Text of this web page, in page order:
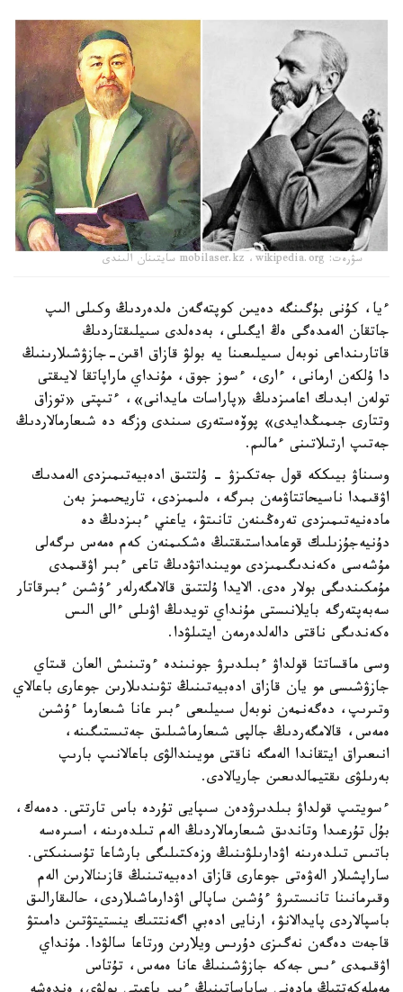
سۋرەت: mobilaser.kz ،wikipedia.org سايتىنان الىندى
ءيا، كۇنى بۇگىنگە دەيىن كوپتەگەن ەلدەردىڭ وكىلى الىپ
جاتقان الەمدەگى ەڭ ايگىلى، بەدەلدى سىيلىقتاردىڭ
قاتارىنداعى نوبەل سىيلىعىنا يە بولۋ قازاق اقىن-جازۋشىلارىنىڭ
دا ۇلكەن ارمانى، ءارى، ءسوز جوق، مۇنداي ماراپاتقا لايىقتى
تولەن ابدىك اعامىزدىڭ «پاراسات مايدانى»، ءتىپتى «توزاق
وتتارى جىمىڭدايدى» پوۆەستەرى سىندى وزگە دە شىعارمالاردىڭ
جەتىپ ارتىلاتىنى ءمالىم.
وسىناۋ بيىككە قول جەتكىزۋ - ۇلتتىق ادەبيەتىمىزدى الەمدىك
اۋقىمدا ناسيحاتتاۋمەن بىرگە، ەلىمىزدى، تاريحىمىز بەن
مادەنيەتىمىزدى تەرەڭىنەن تانىتۋ، ياعني ءبىزدىڭ دە
دۇنيەجۇزىلىك قوعامداستىقتىڭ ەشكىمنەن كەم ەمەس ىرگەلى
مۇشەسى ەكەندىگىمىزدى مويىنداتۋدىڭ تاعى ءبىر اۋقىمدى
مۇمكىندىگى بولار ەدى. الايدا ۇلتتىق قالامگەرلەر ءۇشىن ءبىرقاتار
سەبەپتەرگە بايلانىستى مۇنداي تويدىڭ اۋىلى ءالى الىس
ەكەندىگى ناقتى دالەلدەرمەن ايتىلۋدا.
وسى ماقساتتا قولداۋ ءبىلدىرۋ جونىندە ءوتىنىش العان قىتاي
جازۋشىسى مو يان قازاق ادەبيەتىنىڭ تۋىندىلارىن جوعارى باعالاي
وتىرىپ، دەگەنمەن نوبەل سىيلىعى ءبىر عانا شىعارما ءۇشىن
ەمەس، قالامگەردىڭ جالپى شىعارماشىلىق جەتىستىگىنە،
انىعىراق ايتقاندا الەمگە ناقتى مويىندالۋى باعالانىپ بارىپ
بەرىلۋى ىقتيمالدىعىن جاريالادى.
ءسويتىپ قولداۋ بىلدىرۋدەن سىپايى تۇردە باس تارتتى. دەمەك،
بۇل تۇرعىدا وتاندىق شىعارمالاردىڭ الەم تىلدەرىنە، اسىرەسە
باتىس تىلدەرىنە اۋدارىلۋىنىڭ وزەكتىلىگى بارشاعا تۇسىنىكتى.
ساراپشىلار الەۋەتى جوعارى قازاق ادەبيەتىنىڭ قازىنالارىن الەم
وقىرمانىنا تانىستىرۋ ءۇشىن ساپالى اۋدارماشىلاردى، حالىقارالىق
باسپالاردى پايدالانۋ، ارنايى ادەبي اگەنتتىك ينستيتۋتىن دامىتۋ
قاجەت دەگەن نەگىزى دۇرىس ويلارىن ورتاعا سالۋدا. مۇنداي
اۋقىمدى ءىس جەكە جازۋشىنىڭ عانا ەمەس، تۇتاس